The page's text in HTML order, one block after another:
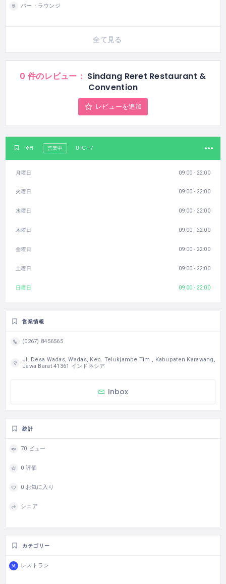
バー・ラウンジ
全て見る
0 件のレビュー： Sindang Reret Restaurant &
Convention
レビューを追加
今日 営業中 UTC+7
月曜日 09:00 - 22:00
火曜日 09:00 - 22:00
水曜日 09:00 - 22:00
木曜日 09:00 - 22:00
金曜日 09:00 - 22:00
土曜日 09:00 - 22:00
日曜日 09:00 - 22:00
営業情報
(0267) 8456565
Jl. Desa Wadas, Wadas, Kec. Telukjambe Tim., Kabupaten Karawang,
Jawa Barat 41361 インドネシア
Inbox
統計
70 ビュー
0 評価
0 お気に入り
シェア
カテゴリー
レストラン